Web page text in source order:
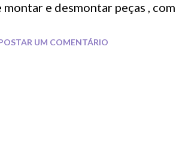
e desmontar peças ,
UM COMENTÁRIO